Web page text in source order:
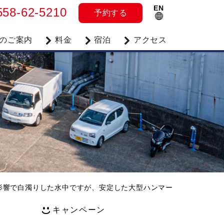
62-5210 予約する
EN
ご案内 料金 宿泊 アクセス
で白濁りした水中ですが、安定した大型ハンマー
キャンペーン